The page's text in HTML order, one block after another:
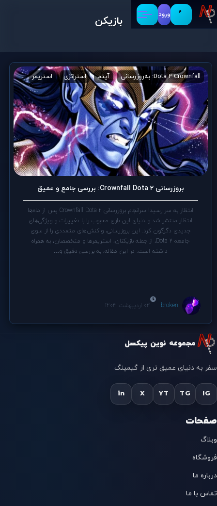
ورود بازیکن
Dota 2 Crownfall: به‌روزرسانی آیتم استراتژی استریمر بازی
بروزرسانی Crownfall Dota 2: بررسی جامع و عمیق
انتظار به سر رسید! سرانجام بروزرسانی Crownfall Dota 2 پس از ماه‌ها
انتظار منتشر شد و دنیای این بازی محبوب را با تغییرات و ویژگی‌های
جدیدی دگرگون کرد. این بروزرسانی، واکنش‌های متعددی را از سوی
جامعه Dota 2، از جمله بازیکنان، استریمرها و متخصصان، به همراه
داشته است. در این مقاله، به بررسی دقیق و…
broken 04 اردیبهشت 1403
مجموعه نوین پیکسل
سفر به دنیای عمیق تری از گیمینگ
IG
TG
YT
X
in
صفحات
وبلاگ
فروشگاه
درباره ما
تماس با ما